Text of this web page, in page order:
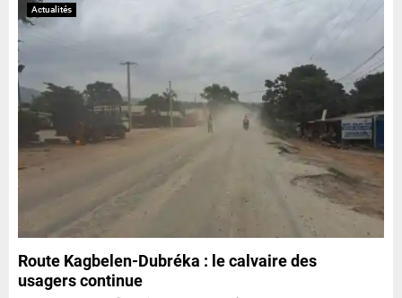
Actualités
Route Kagbelen-Dubréka : le calvaire des
usagers continue